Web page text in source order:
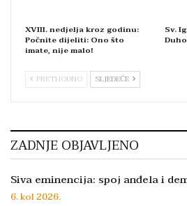
XVIII. nedjelja kroz godinu:
Počnite dijeliti: Ono što
imate, nije malo!
Sv.
PRETHODNO SLJEDEĆE
ZADNJE OBJAVLJENO
Siva eminencija: spoj anđela i
6. kol 2026.